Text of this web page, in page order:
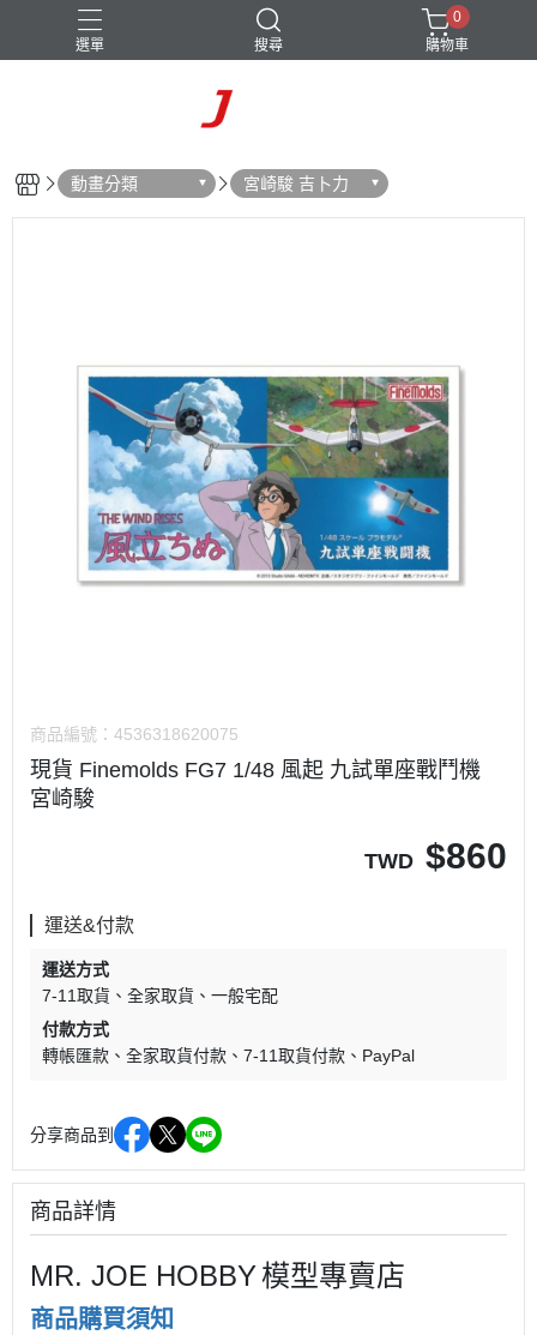
選單 搜尋
0
購物車
動畫分類 宮崎駿 吉卜力
商品編號： 4536318620075
現貨 Finemolds FG7 1/48 風起 九試單座戰鬥機
宮崎駿
TWD $860
運送&付款
運送方式
7-11取貨
全家取貨
一般宅配
付款方式
轉帳匯款
全家取貨付款 7-11取貨付款 PayPal
分享商品到
商品詳情
MR. JOE HOBBY模型專賣店
商品購買須知